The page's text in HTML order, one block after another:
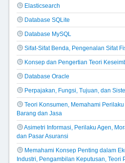
Elasticsearch
Database SQLite
Database MySQL
Sifat-Sifat Benda, Pengenalan Sifat
Konsep dan Pengertian Teori
Database Oracle
Perpajakan, Fungsi, Tujuan, dan
Teori Konsumen, Memahami
Barang dan Jasa
Asimetri Informasi, Perilaku Agen,
dan Pasar Asuransi
Memahami Konsep Penting dalam
Industri, Pengambilan Keputusan, Teori